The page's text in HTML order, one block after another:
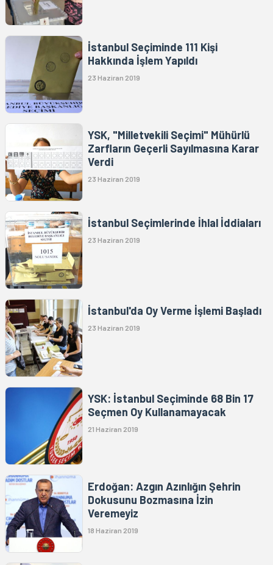
İstanbul Seçiminde 111 Kişi
Hakkında İşlem Yapıldı
23 Haziran 2019
YSK, "Milletvekili Seçimi" Mühürlü
Zarfların Geçerli Sayılmasına Karar
Verdi
23 Haziran 2019
İstanbul Seçimlerinde İhlal İddiaları
23 Haziran 2019
İstanbul'da Oy Verme İşlemi Başladı
23 Haziran 2019
YSK: İstanbul Seçiminde 68 Bin 17
Seçmen Oy Kullanamayacak
21 Haziran 2019
Erdoğan: Azgın Azınlığın Şehrin
Dokusunu Bozmasına İzin
Veremeyiz
18 Haziran 2019